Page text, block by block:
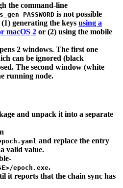
the command-line
PASSWORD is not possible
generating the keys using a
macOS 2 or (2) using the mobile
2 windows. The first one
can be ignored (black
The second window (white
running node.
and unpack it into a separate
epoch.yaml and replace the entry
valid value.
epoch.exe.
it reports that the chain sync has